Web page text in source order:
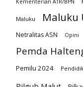
Kementerian ATR/BPN
Maluku Maluku
Netralitas ASN Opini
Pemda
Pemilu 2024